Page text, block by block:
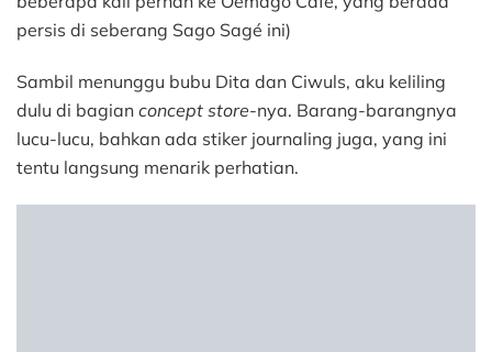
persis di seberang Sago Sagé ini)
Sambil menunggu bubu Dita dan Ciwuls, aku keliling
dulu di bagian concept store-nya. Barang-barangnya
lucu-lucu, bahkan ada stiker journaling juga, yang ini
tentu langsung menarik perhatian.